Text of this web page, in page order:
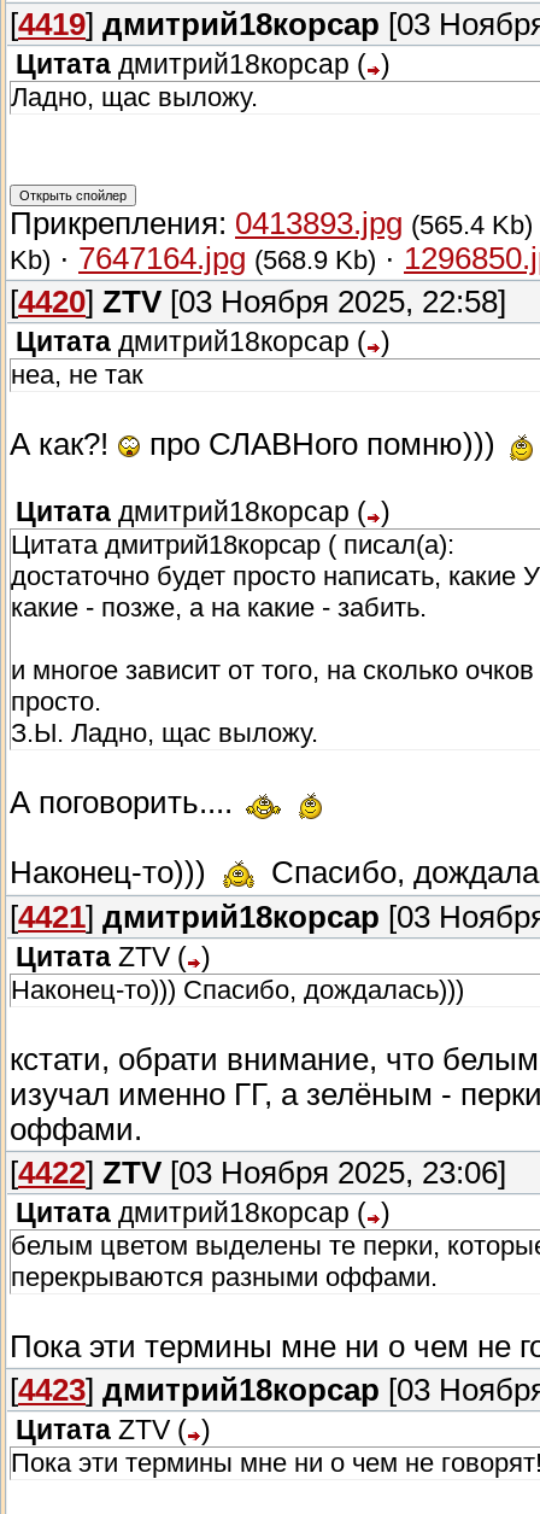
[4419] дмитрий18корсар [03
Цитата дмитрий18корсар ( )
Ладно, щас выложу.
Прикрепления: 0413893.jpg (565.4 Kb)
Kb) · 7647164.jpg (568.9 Kb) ·
[4420] ZTV [03 Ноября 2025, 22:58]
Цитата дмитрий18корсар ( )
неа, не так
А как?! про СЛАВНого помню)))
Цитата дмитрий18корсар ( )
Цитата дмитрий18корсар ( писал(а):
достаточно будет просто написать,
какие - позже, а на какие - забить.
и многое зависит от того, на сколько
просто.
З.Ы. Ладно, щас выложу.
А поговорить....
Наконец-то)))
Спасибо,
[4421] дмитрий18корсар [03
Цитата ZTV ( )
Наконец-то))) Спасибо, дождалась)))
кстати, обрати внимание, что
изучал именно ГГ, а зелёным -
оффами.
[4422] ZTV [03 Ноября 2025, 23:06]
Цитата дмитрий18корсар ( )
белым цветом выделены те перки,
перекрываются разными оффами.
Пока эти термины мне ни о чем не
[4423] дмитрий18корсар [03
Цитата ZTV ( )
Пока эти термины мне ни о чем не